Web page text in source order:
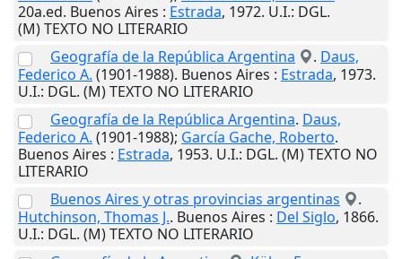
20a.ed. Buenos Aires : Estrada, 1972. U.I.: DGL.
(M) TEXTO NO LITERARIO
Geografía de la República Argentina
. Daus,
Federico A. (1901-1988). Buenos Aires : Estrada, 1973.
U.I.: DGL. (M) TEXTO NO LITERARIO
Geografía de la República Argentina. Daus,
Federico A. (1901-1988); García Gache, Roberto.
Buenos Aires : Estrada, 1953. U.I.: DGL. (M) TEXTO NO
LITERARIO
Buenos Aires y otras provincias argentinas
.
Hutchinson, Thomas J.. Buenos Aires : Del Siglo, 1866.
U.I.: DGL. (M) TEXTO NO LITERARIO